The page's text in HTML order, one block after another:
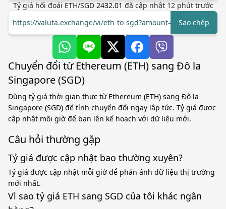
Tỷ giá hối đoái ETH/SGD 2432.01 đã cập nhật 12phút trước
https://valuta.exchange/vi/eth-to-sgd?amount=1
Sao chép
Chuyển đổi từ Ethereum (ETH) sang Đô la
Singapore (SGD)
Dùng tỷ giá thời gian thực từ Ethereum (ETH) sang Đô la
Singapore (SGD) để tính chuyển đổi ngay lập tức. Tỷ giá được
cập nhật mỗi giờ để bạn lên kế hoạch với dữ liệu mới.
Câu hỏi thường gặp
Tỷ giá được cập nhật bao thường xuyên?
Tỷ giá được cập nhật mỗi giờ để phản ánh dữ liệu thị trường
mới nhất.
Vì sao tỷ giá ETH sang SGD của tôi khác ngân